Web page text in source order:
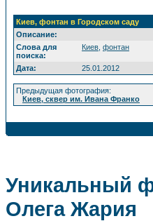
Киев, фонтан в Городском саду
Описание:
Слова для
поиска:
Киев фонтан
Дата: 25.01.2012
Предыдущая фотография:
Киев, сквер им. Ивана Франко
Уникальный
Олега Жария